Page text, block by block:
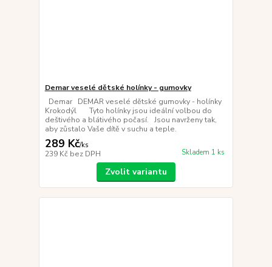
Demar veselé dětské holínky - gumovky
Demar DEMAR veselé dětské gumovky - holínky
Krokodýl Tyto holínky jsou ideální volbou do
deštivého a blátivého počasí. Jsou navrženy tak,
aby zůstalo Vaše dítě v suchu a teple.
289 Kč/ks
239 Kč bez DPH Skladem 1 ks
Zvolit variantu